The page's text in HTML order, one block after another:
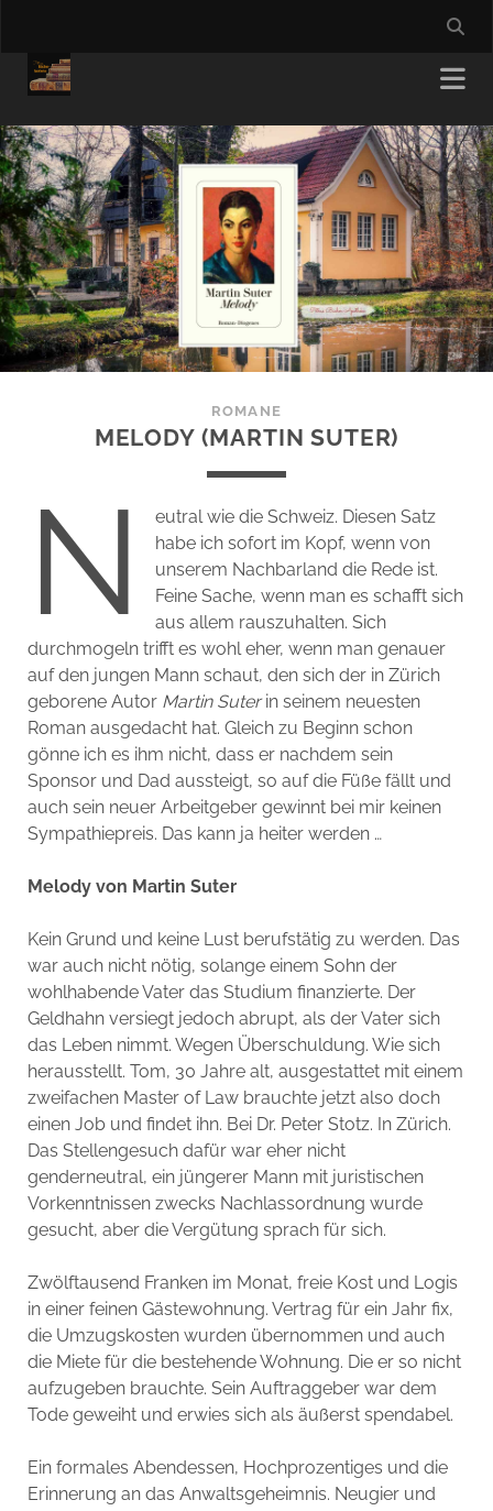
ROMANE
MELODY (MARTIN SUTER)
N
eutral wie die Schweiz. Diesen Satz
habe ich sofort im Kopf, wenn von
unserem Nachbarland die Rede ist.
Feine Sache, wenn man es schafft sich
aus allem rauszuhalten. Sich
durchmogeln trifft es wohl eher, wenn man genauer
auf den jungen Mann schaut, den sich der in Zürich
geborene Autor Martin Suterin seinem neuesten
Roman ausgedacht hat. Gleich zu Beginn schon
gönne ich es ihm nicht, dass er nachdem sein
Sponsor und Dad aussteigt, so auf die Füße fällt und
auch sein neuer Arbeitgeber gewinnt bei mir keinen
Sympathiepreis. Das kann ja heiter werden …
Melody von Martin Suter
Kein Grund und keine Lust berufstätig zu werden. Das
war auch nicht nötig, solange einem Sohn der
wohlhabende Vater das Studium finanzierte. Der
Geldhahn versiegt jedoch abrupt, als der Vater sich
das Leben nimmt. Wegen Überschuldung. Wie sich
herausstellt. Tom, 30 Jahre alt, ausgestattet mit einem
zweifachen Master of Law brauchte jetzt also doch
einen Job und findet ihn. Bei Dr. Peter Stotz. In Zürich.
Das Stellengesuch dafür war eher nicht
genderneutral, ein jüngerer Mann mit juristischen
Vorkenntnissen zwecks Nachlassordnung wurde
gesucht, aber die Vergütung sprach für sich.
Zwölftausend Franken im Monat, freie Kost und Logis
in einer feinen Gästewohnung. Vertrag für ein Jahr fix,
die Umzugskosten wurden übernommen und auch
die Miete für die bestehende Wohnung. Die er so nicht
aufzugeben brauchte. Sein Auftraggeber war dem
Tode geweiht und erwies sich als äußerst spendabel.
Ein formales Abendessen, Hochprozentiges und die
Erinnerung an das Anwaltsgeheimnis. Neugier und